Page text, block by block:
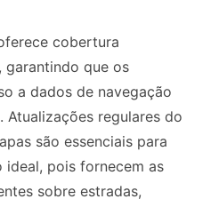
cobertura
garantindo que os
a dados de navegação
Atualizações regulares do
são essenciais para
ideal, pois fornecem as
sobre estradas,